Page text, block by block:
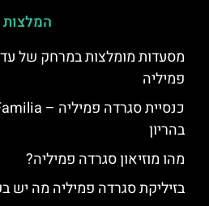
המלצות
מסעדות מומלצות במרחק של
פמיליה
בהריון
מהו מוזיאון סגרדה פמיליה?
בזיליקת סגרדה פמיליה מה יש